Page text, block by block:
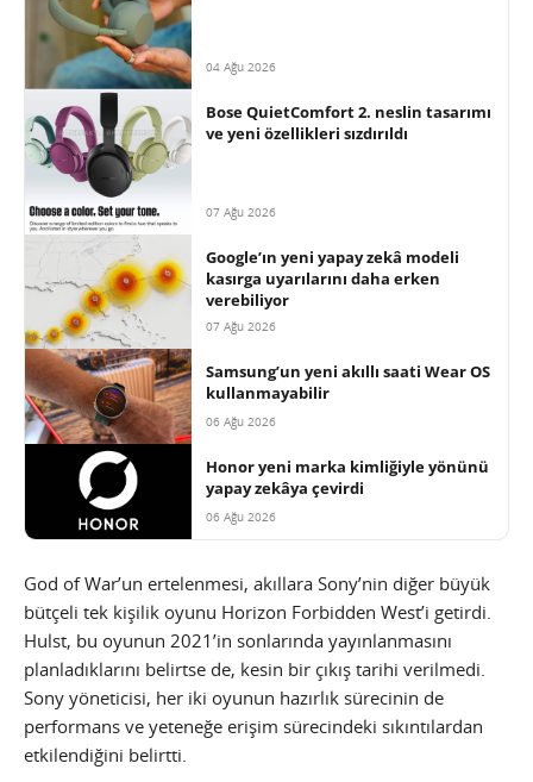
04 Ağu 2026
Bose QuietComfort 2. neslin tasarımı
ve yeni özellikleri sızdırıldı
07 Ağu 2026
Google’ın yeni yapay zekâ modeli
kasırga uyarılarını daha erken
verebiliyor
07 Ağu 2026
Samsung’un yeni akıllı saati Wear OS
kullanmayabilir
06 Ağu 2026
Honor yeni marka kimliğiyle yönünü
yapay zekâya çevirdi
06 Ağu 2026
God of War’un ertelenmesi, akıllara Sony’nin diğer büyük
bütçeli tek kişilik oyunu Horizon Forbidden West’i getirdi.
Hulst, bu oyunun 2021’in sonlarında yayınlanmasını
planladıklarını belirtse de, kesin bir çıkış tarihi verilmedi.
Sony yöneticisi, her iki oyunun hazırlık sürecinin de
performans ve yeteneğe erişim sürecindeki sıkıntılardan
etkilendiğini belirtti.